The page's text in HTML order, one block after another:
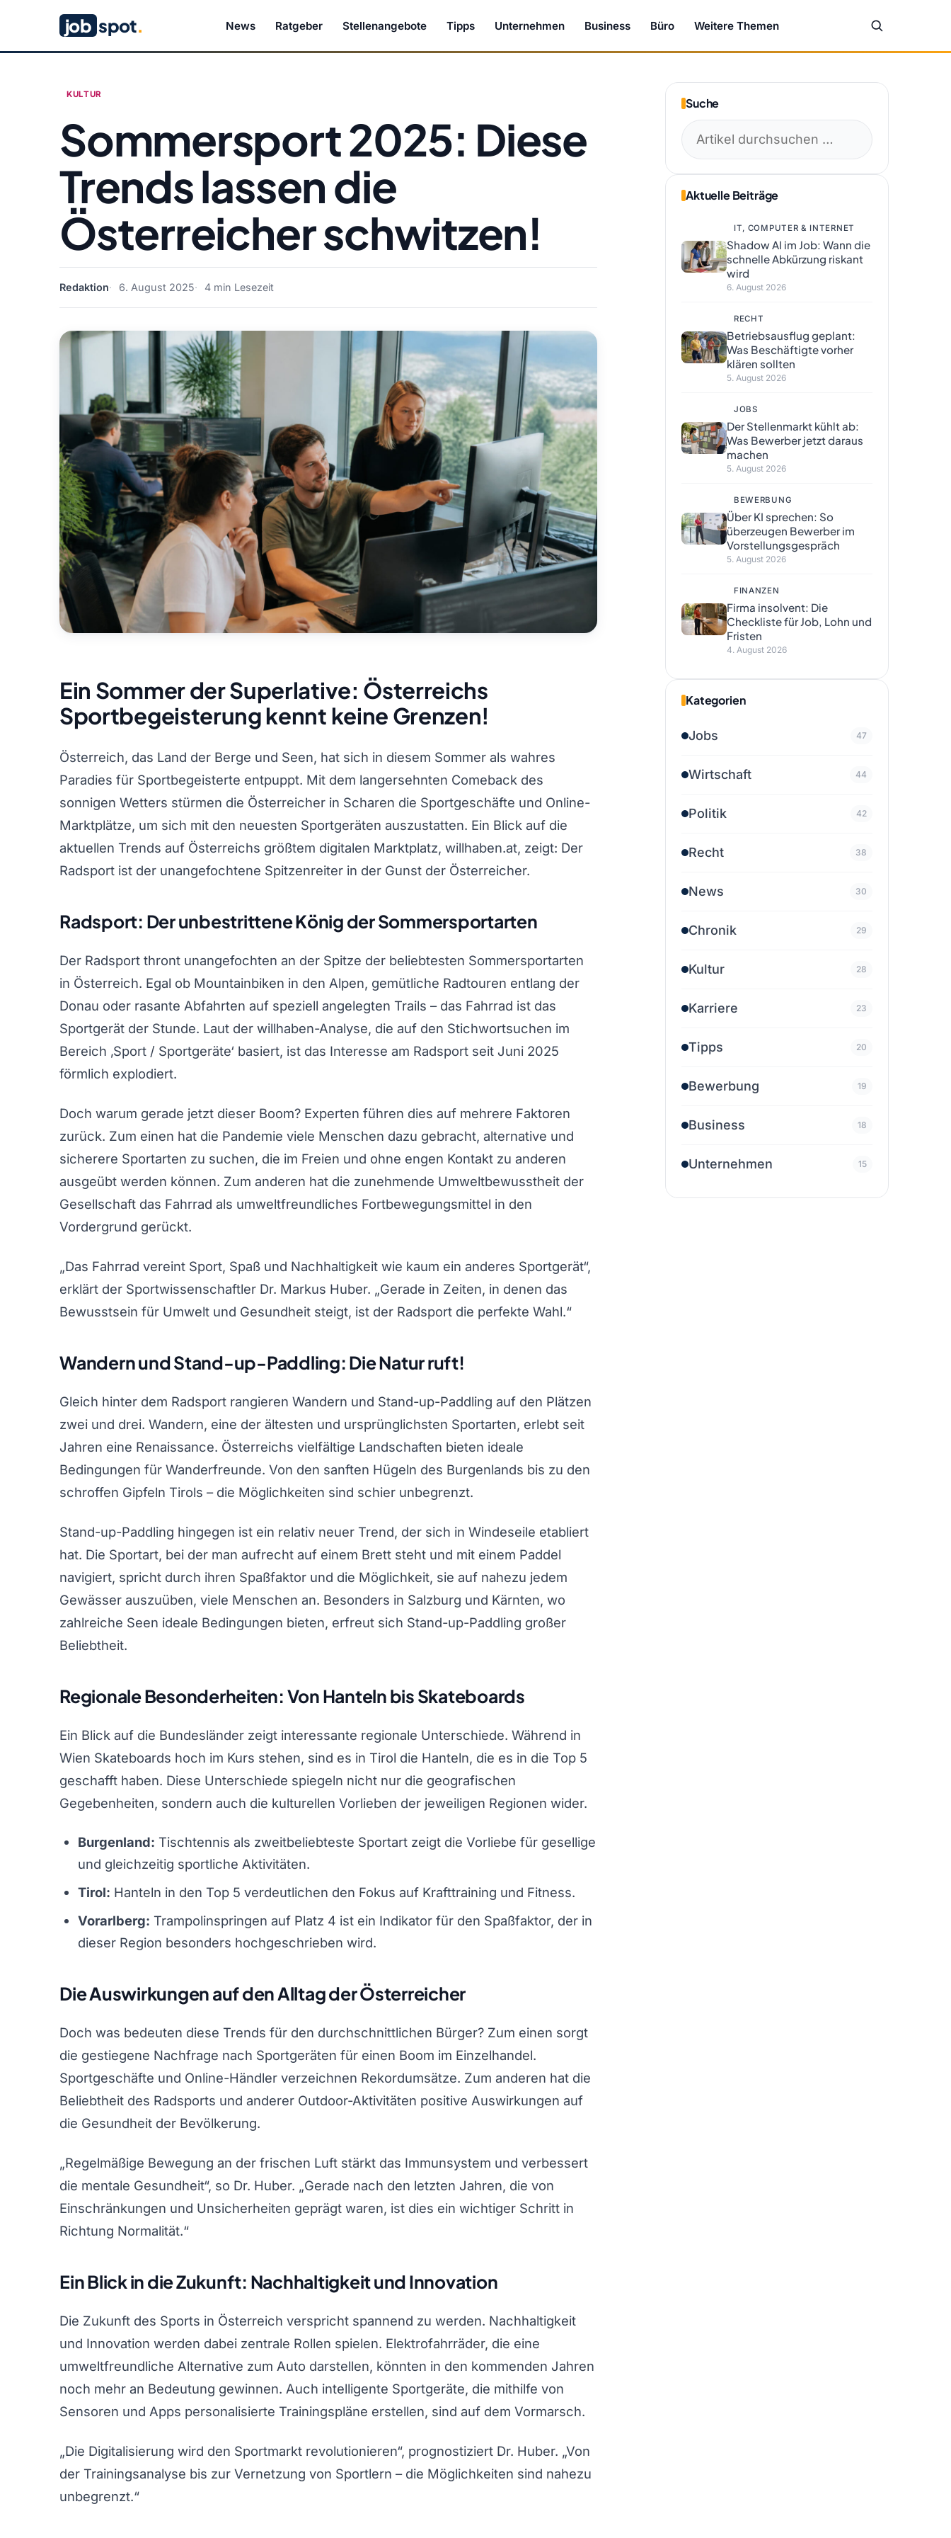
job spot. News Ratgeber Stellenangebote Tipps Unternehmen Business Büro Weitere Themen
KULTUR
Sommersport 2025: Diese
Trends lassen die
Österreicher schwitzen!
Redaktion 6. August 2025 4 min Lesezeit
Ein Sommer der Superlative: Österreichs
Sportbegeisterung kennt keine Grenzen!
Österreich, das Land der Berge und Seen, hat sich in diesem Sommer als wahres
Paradies für Sportbegeisterte entpuppt. Mit dem langersehnten Comeback des
sonnigen Wetters stürmen die Österreicher in Scharen die Sportgeschäfte und Online-
Marktplätze, um sich mit den neuesten Sportgeräten auszustatten. Ein Blick auf die
aktuellen Trends auf Österreichs größtem digitalen Marktplatz, willhaben.at, zeigt: Der
Radsport ist der unangefochtene Spitzenreiter in der Gunst der Österreicher.
Radsport: Der unbestrittene König der Sommersportarten
Der Radsport thront unangefochten an der Spitze der beliebtesten Sommersportarten
in Österreich. Egal ob Mountainbiken in den Alpen, gemütliche Radtouren entlang der
Donau oder rasante Abfahrten auf speziell angelegten Trails – das Fahrrad ist das
Sportgerät der Stunde. Laut der willhaben-Analyse, die auf den Stichwortsuchen im
Bereich ‚Sport / Sportgeräte‘ basiert, ist das Interesse am Radsport seit Juni 2025
förmlich explodiert.
Doch warum gerade jetzt dieser Boom? Experten führen dies auf mehrere Faktoren
zurück. Zum einen hat die Pandemie viele Menschen dazu gebracht, alternative und
sicherere Sportarten zu suchen, die im Freien und ohne engen Kontakt zu anderen
ausgeübt werden können. Zum anderen hat die zunehmende Umweltbewusstheit der
Gesellschaft das Fahrrad als umweltfreundliches Fortbewegungsmittel in den
Vordergrund gerückt.
„Das Fahrrad vereint Sport, Spaß und Nachhaltigkeit wie kaum ein anderes Sportgerät“,
erklärt der Sportwissenschaftler Dr. Markus Huber. „Gerade in Zeiten, in denen das
Bewusstsein für Umwelt und Gesundheit steigt, ist der Radsport die perfekte Wahl.“
Wandern und Stand-up-Paddling: Die Natur ruft!
Gleich hinter dem Radsport rangieren Wandern und Stand-up-Paddling auf den Plätzen
zwei und drei. Wandern, eine der ältesten und ursprünglichsten Sportarten, erlebt seit
Jahren eine Renaissance. Österreichs vielfältige Landschaften bieten ideale
Bedingungen für Wanderfreunde. Von den sanften Hügeln des Burgenlands bis zu den
schroffen Gipfeln Tirols – die Möglichkeiten sind schier unbegrenzt.
Stand-up-Paddling hingegen ist ein relativ neuer Trend, der sich in Windeseile etabliert
hat. Die Sportart, bei der man aufrecht auf einem Brett steht und mit einem Paddel
navigiert, spricht durch ihren Spaßfaktor und die Möglichkeit, sie auf nahezu jedem
Gewässer auszuüben, viele Menschen an. Besonders in Salzburg und Kärnten, wo
zahlreiche Seen ideale Bedingungen bieten, erfreut sich Stand-up-Paddling großer
Beliebtheit.
Regionale Besonderheiten: Von Hanteln bis Skateboards
Ein Blick auf die Bundesländer zeigt interessante regionale Unterschiede. Während in
Wien Skateboards hoch im Kurs stehen, sind es in Tirol die Hanteln, die es in die Top 5
geschafft haben. Diese Unterschiede spiegeln nicht nur die geografischen
Gegebenheiten, sondern auch die kulturellen Vorlieben der jeweiligen Regionen wider.
Burgenland: Tischtennis als zweitbeliebteste Sportart zeigt die Vorliebe für gesellige
und gleichzeitig sportliche Aktivitäten.
Tirol: Hanteln in den Top 5 verdeutlichen den Fokus auf Krafttraining und Fitness.
Vorarlberg: Trampolinspringen auf Platz 4 ist ein Indikator für den Spaßfaktor, der in
dieser Region besonders hochgeschrieben wird.
Die Auswirkungen auf den Alltag der Österreicher
Doch was bedeuten diese Trends für den durchschnittlichen Bürger? Zum einen sorgt
die gestiegene Nachfrage nach Sportgeräten für einen Boom im Einzelhandel.
Sportgeschäfte und Online-Händler verzeichnen Rekordumsätze. Zum anderen hat die
Beliebtheit des Radsports und anderer Outdoor-Aktivitäten positive Auswirkungen auf
die Gesundheit der Bevölkerung.
„Regelmäßige Bewegung an der frischen Luft stärkt das Immunsystem und verbessert
die mentale Gesundheit“, so Dr. Huber. „Gerade nach den letzten Jahren, die von
Einschränkungen und Unsicherheiten geprägt waren, ist dies ein wichtiger Schritt in
Richtung Normalität.“
Ein Blick in die Zukunft: Nachhaltigkeit und Innovation
Die Zukunft des Sports in Österreich verspricht spannend zu werden. Nachhaltigkeit
und Innovation werden dabei zentrale Rollen spielen. Elektrofahrräder, die eine
umweltfreundliche Alternative zum Auto darstellen, könnten in den kommenden Jahren
noch mehr an Bedeutung gewinnen. Auch intelligente Sportgeräte, die mithilfe von
Sensoren und Apps personalisierte Trainingspläne erstellen, sind auf dem Vormarsch.
„Die Digitalisierung wird den Sportmarkt revolutionieren“, prognostiziert Dr. Huber. „Von
der Trainingsanalyse bis zur Vernetzung von Sportlern – die Möglichkeiten sind nahezu
unbegrenzt.“
Suche
Aktuelle Beiträge
IT, COMPUTER & INTERNET
Shadow AI im Job: Wann die
schnelle Abkürzung riskant
wird
6. August 2026
RECHT
Betriebsausflug geplant:
Was Beschäftigte vorher
klären sollten
5. August 2026
JOBS
Der Stellenmarkt kühlt ab:
Was Bewerber jetzt daraus
machen
5. August 2026
BEWERBUNG
Über KI sprechen: So
überzeugen Bewerber im
Vorstellungsgespräch
5. August 2026
FINANZEN
Firma insolvent: Die
Checkliste für Job, Lohn und
Fristen
4. August 2026
Kategorien
Jobs 47
Wirtschaft 44
Politik 42
Recht 38
News 30
Chronik 29
Kultur 28
Karriere 23
Tipps 20
Bewerbung 19
Business 18
Unternehmen 15